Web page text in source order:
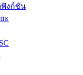
ฟังก์ชัน
ะ